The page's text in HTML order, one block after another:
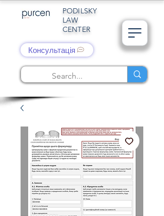
PODILSKY
LAW
CENTER
Консультація